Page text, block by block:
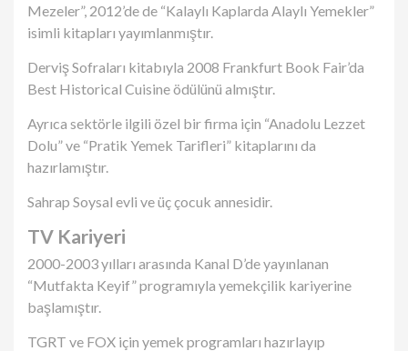
Mezeler”, 2012’de de “Kalaylı Kaplarda Alaylı Yemekler”
isimli kitapları yayımlanmıştır.
Derviş Sofraları kitabıyla 2008 Frankfurt Book Fair’da
Best Historical Cuisine ödülünü almıştır.
Ayrıca sektörle ilgili özel bir firma için “Anadolu Lezzet
Dolu” ve “Pratik Yemek Tarifleri” kitaplarını da
hazırlamıştır.
Sahrap Soysal evli ve üç çocuk annesidir.
TV Kariyeri
2000-2003 yılları arasında Kanal D’de yayınlanan
“Mutfakta Keyif” programıyla yemekçilik kariyerine
başlamıştır.
TGRT ve FOX için yemek programları hazırlayıp